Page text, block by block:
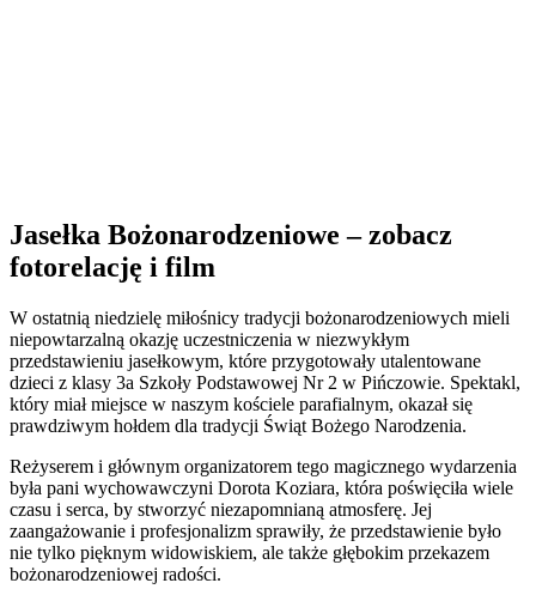
Jasełka Bożonarodzeniowe – zobacz
fotorelację i film
W ostatnią niedzielę miłośnicy tradycji bożonarodzeniowych mieli
niepowtarzalną okazję uczestniczenia w niezwykłym
przedstawieniu jasełkowym, które przygotowały utalentowane
dzieci z klasy 3a Szkoły Podstawowej Nr 2 w Pińczowie. Spektakl,
który miał miejsce w naszym kościele parafialnym, okazał się
prawdziwym hołdem dla tradycji Świąt Bożego Narodzenia.
Reżyserem i głównym organizatorem tego magicznego wydarzenia
była pani wychowawczyni Dorota Koziara, która poświęciła wiele
czasu i serca, by stworzyć niezapomnianą atmosferę. Jej
zaangażowanie i profesjonalizm sprawiły, że przedstawienie było
nie tylko pięknym widowiskiem, ale także głębokim przekazem
bożonarodzeniowej radości.